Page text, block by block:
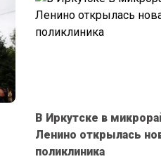
В Иркутске в
Ленино открылась
поликлиника